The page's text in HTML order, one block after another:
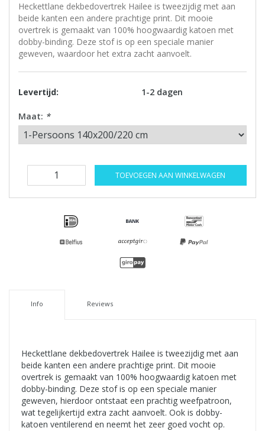
Heckettlane dekbedovertrek Hailee is tweezijdig met aan
beide kanten een andere prachtige print. Dit mooie
overtrek is gemaakt van 100% hoogwaardig katoen met
dobby-binding. Deze stof is op een speciale manier
geweven, waardoor het extra zacht aanvoelt.
Levertijd: 1-2 dagen
Maat: *
TOEVOEGEN AAN WINKELWAGEN
Info Reviews
Heckettlane dekbedovertrek Hailee is tweezijdig met aan
beide kanten een andere prachtige print. Dit mooie
overtrek is gemaakt van 100% hoogwaardig katoen met
dobby-binding. Deze stof is op een speciale manier
geweven, hierdoor ontstaat een prachtig weefpatroon,
wat tegelijkertijd extra zacht aanvoelt. Ook is dobby-
katoen ventilerend en neemt het zeer goed vocht op.